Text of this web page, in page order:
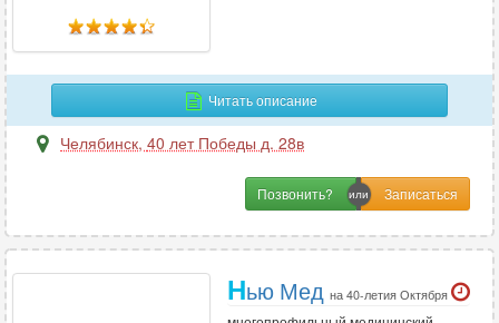
Читать описание
Челябинск, 40 лет Победы д. 28в
Позвонить?
Нью Мед на 40-летия Октября